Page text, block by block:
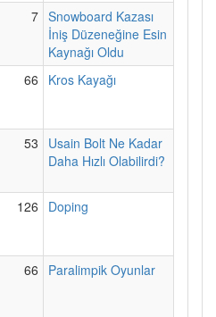
7 Snowboard Kazası
İniş Düzeneğine Esin
Kaynağı Oldu
66 Kros Kayağı
53
Usain Bolt Ne Kadar
Daha Hızlı Olabilirdi?
126 Doping
66 Paralimpik Oyunlar